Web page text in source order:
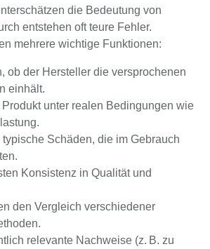
die Bedeutung von
entstehen oft teure Fehler.
mehrere wichtige Funktionen:
ob der Hersteller die versprochenen
einhält.
unter realen Bedingungen wie
Schäden, die im Gebrauch
Konsistenz in Qualität und
den Vergleich verschiedener
relevante Nachweise (z. B. zu